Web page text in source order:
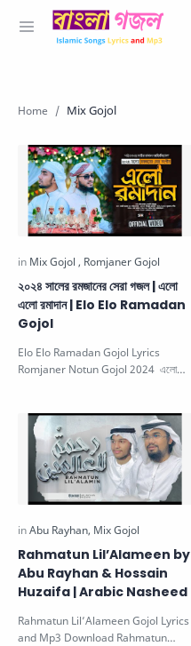
Mix Gojol
২০২৪ সালের রমজানের সেরা গজল | এলো
এলো রমাদান | Elo Elo Ramadan
Gojol
Elo Elo Ramadan Gojol Lyrics
Romjaner Notun Gojol 2024 এলো
Rahmatun Lil’Alameen by
Abu Rayhan & Hossain
Huzaifa | Arabic Nasheed
Rahmatun Lil’Alameen Gojol Lyrics
and Mp3 Download Rahmatun